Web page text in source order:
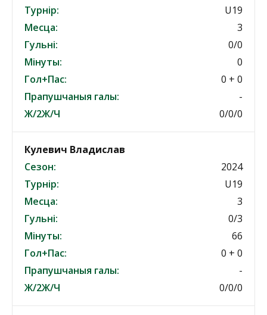
Турнір:
U19
Месца:
3
Гульні:
0/0
Мінуты:
0
Гол+Пас:
0 + 0
Прапушчаныя галы:
-
Ж/2Ж/Ч
0/0/0
Кулевич Владислав
Сезон:
2024
Турнір:
U19
Месца:
3
Гульні:
0/3
Мінуты:
66
Гол+Пас:
0 + 0
Прапушчаныя галы:
-
Ж/2Ж/Ч
0/0/0